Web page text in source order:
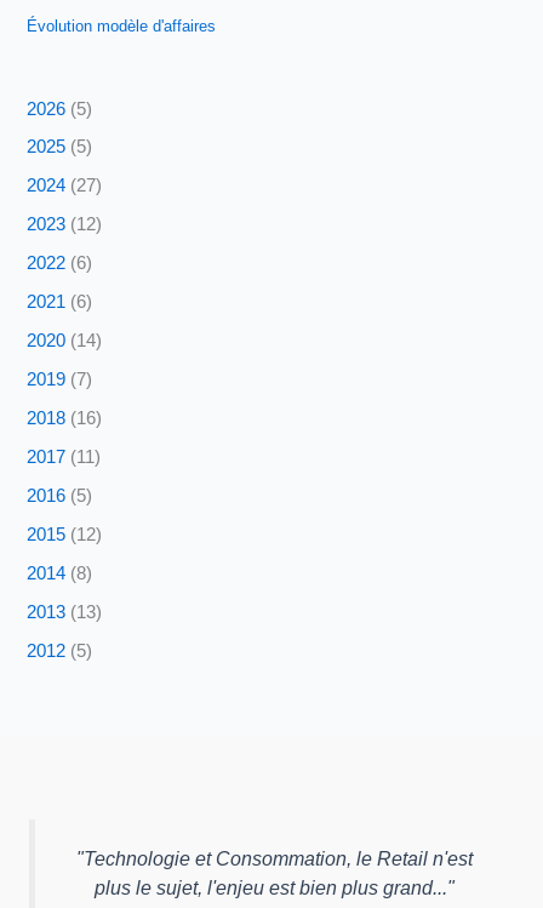
Évolution modèle d'affaires
2026 (5)
2025 (5)
2024 (27)
2023 (12)
2022 (6)
2021 (6)
2020 (14)
2019 (7)
2018 (16)
2017 (11)
2016 (5)
2015 (12)
2014 (8)
2013 (13)
2012 (5)
"Technologie et Consommation, le Retail n'est
plus le sujet, l'enjeu est bien plus grand... "